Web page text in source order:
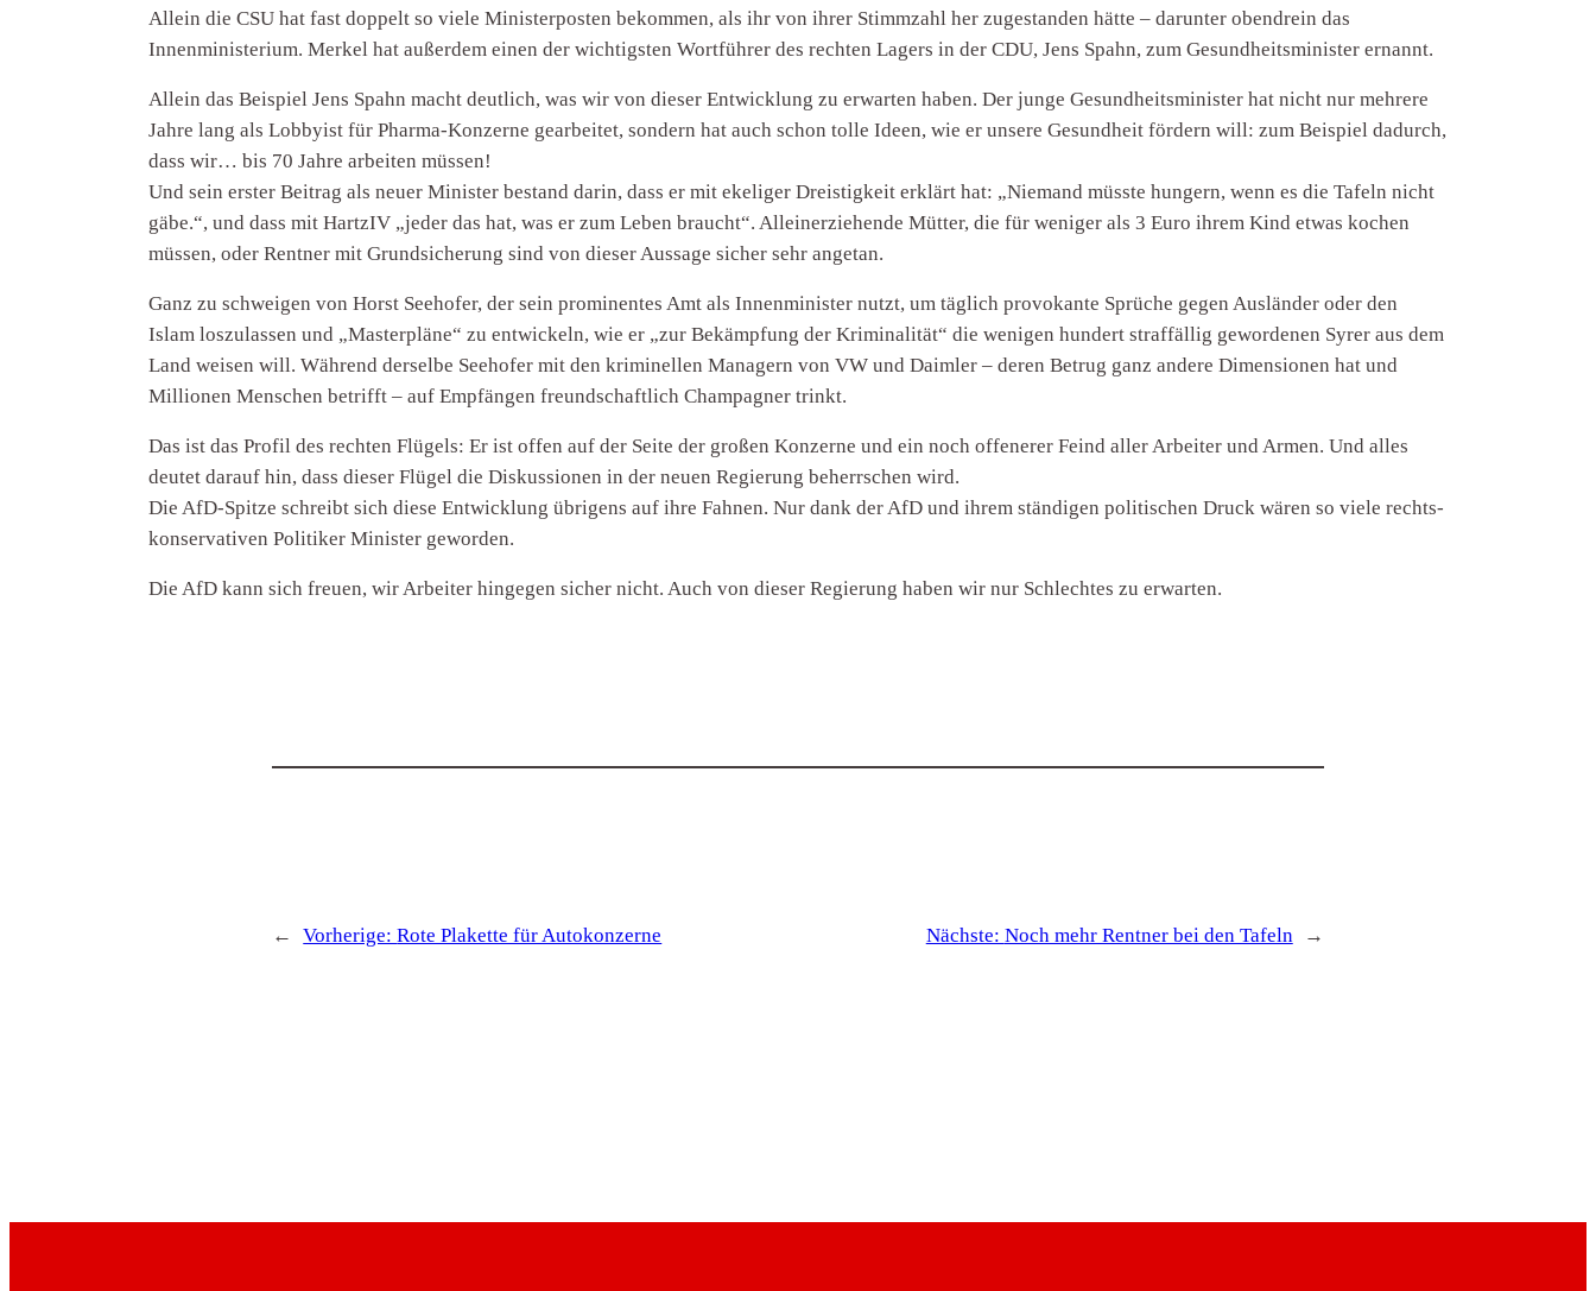
Allein die CSU hat fast doppelt so viele Ministerposten bekommen, als ihr von ihrer Stimmzahl her zugestanden hätte – darunter obendrein das
Innenministerium. Merkel hat außerdem einen der wichtigsten Wortführer des rechten Lagers in der CDU, Jens Spahn, zum Gesundheitsminister ernannt.
Allein das Beispiel Jens Spahn macht deutlich, was wir von dieser Entwicklung zu erwarten haben. Der junge Gesundheitsminister hat nicht nur mehrere
Jahre lang als Lobbyist für Pharma-Konzerne gearbeitet, sondern hat auch schon tolle Ideen, wie er unsere Gesundheit fördern will: zum Beispiel dadurch,
dass wir… bis 70 Jahre arbeiten müssen!
Und sein erster Beitrag als neuer Minister bestand darin, dass er mit ekeliger Dreistigkeit erklärt hat: „Niemand müsste hungern, wenn es die Tafeln nicht
gäbe.“, und dass mit HartzIV „jeder das hat, was er zum Leben braucht“. Alleinerziehende Mütter, die für weniger als 3 Euro ihrem Kind etwas kochen
müssen, oder Rentner mit Grundsicherung sind von dieser Aussage sicher sehr angetan.
Ganz zu schweigen von Horst Seehofer, der sein prominentes Amt als Innenminister nutzt, um täglich provokante Sprüche gegen Ausländer oder den
Islam loszulassen und „Masterpläne“ zu entwickeln, wie er „zur Bekämpfung der Kriminalität“ die wenigen hundert straffällig gewordenen Syrer aus dem
Land weisen will. Während derselbe Seehofer mit den kriminellen Managern von VW und Daimler – deren Betrug ganz andere Dimensionen hat und
Millionen Menschen betrifft – auf Empfängen freundschaftlich Champagner trinkt.
Das ist das Profil des rechten Flügels: Er ist offen auf der Seite der großen Konzerne und ein noch offenerer Feind aller Arbeiter und Armen. Und alles
deutet darauf hin, dass dieser Flügel die Diskussionen in der neuen Regierung beherrschen wird.
Die AfD-Spitze schreibt sich diese Entwicklung übrigens auf ihre Fahnen. Nur dank der AfD und ihrem ständigen politischen Druck wären so viele rechts-
konservativen Politiker Minister geworden.
Die AfD kann sich freuen, wir Arbeiter hingegen sicher nicht. Auch von dieser Regierung haben wir nur Schlechtes zu erwarten.
← Vorherige:Rote Plakette für Autokonzerne Nächste: Noch mehr Rentner bei den Tafeln →